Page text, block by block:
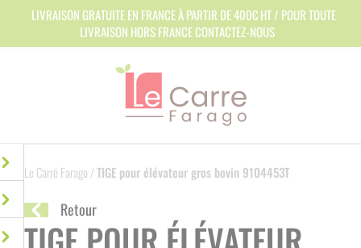
Le Carré Farago /TIGE pour élévateur gros bovin 9104453T
Retour
LIVRAISON GRATUITE EN FRANCE À PARTIR DE 400€ HT / POUR TOUTE
LIVRAISON HORS FRANCE CONTACTEZ-NOUS
Panneau de gestion des cookies